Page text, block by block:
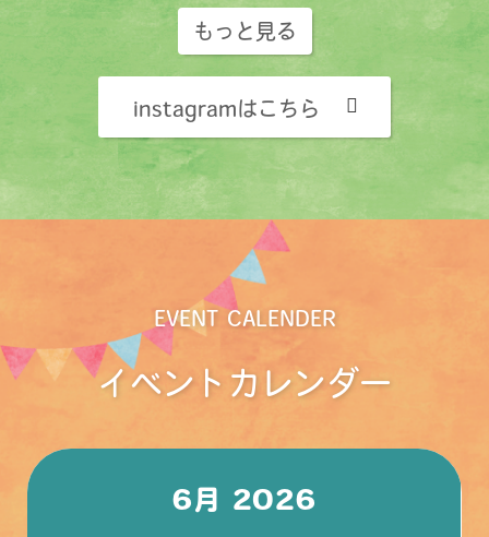
もっと見る
instagramはこちら
EVENT CALENDER
イベントカレンダー
6月 2026